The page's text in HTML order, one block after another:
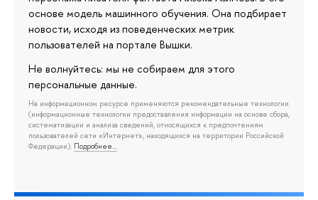
основе модель машинного обучения. Она подбирает
новости, исходя из поведенческих метрик
пользователей на портале Вышки.
Не волнуйтесь: мы не собираем для этого
персональные данные.
На информационном ресурсе применяются рекомендательные технологии
(информационные технологии предоставления информации на основе сбора,
систематизации и анализа сведений, относящихся к предпочтениям
пользователей сети «Интернет», находящихся на территории Российской
Федерации). Подробнее…